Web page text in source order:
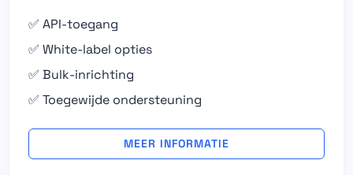
✅ API-toegang
✅ White-label opties
✅ Bulk-inrichting
✅ Toegewijde ondersteuning
MEER INFORMATIE